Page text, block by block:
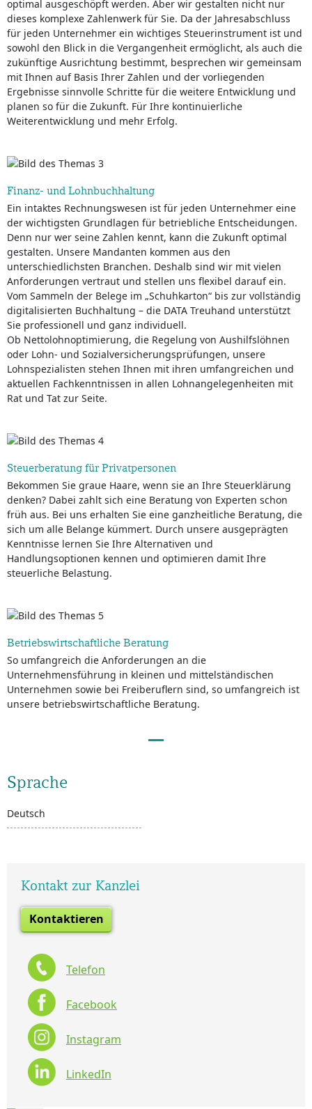
optimal ausgeschöpft werden. Aber wir gestalten nicht nur
dieses komplexe Zahlenwerk für Sie. Da der Jahresabschluss
für jeden Unternehmer ein wichtiges Steuerinstrument ist und
sowohl den Blick in die Vergangenheit ermöglicht, als auch die
zukünftige Ausrichtung bestimmt, besprechen wir gemeinsam
mit Ihnen auf Basis Ihrer Zahlen und der vorliegenden
Ergebnisse sinnvolle Schritte für die weitere Entwicklung und
planen so für die Zukunft. Für Ihre kontinuierliche
Weiterentwicklung und mehr Erfolg.
Finanz- und Lohnbuchhaltung
Ein intaktes Rechnungswesen ist für jeden Unternehmer eine
der wichtigsten Grundlagen für betriebliche Entscheidungen.
Denn nur wer seine Zahlen kennt, kann die Zukunft optimal
gestalten. Unsere Mandanten kommen aus den
unterschiedlichsten Branchen. Deshalb sind wir mit vielen
Anforderungen vertraut und stellen uns flexibel darauf ein.
Vom Sammeln der Belege im „Schuhkarton“ bis zur vollständig
digitalisierten Buchhaltung – die DATA Treuhand unterstützt
Sie professionell und ganz individuell.
Ob Nettolohnoptimierung, die Regelung von Aushilfslöhnen
oder Lohn- und Sozialversicherungsprüfungen, unsere
Lohnspezialisten stehen Ihnen mit ihren umfangreichen und
aktuellen Fachkenntnissen in allen Lohnangelegenheiten mit
Rat und Tat zur Seite.
Steuerberatung für Privatpersonen
Bekommen Sie graue Haare, wenn sie an Ihre Steuerklärung
denken? Dabei zahlt sich eine Beratung von Experten schon
früh aus. Bei uns erhalten Sie eine ganzheitliche Beratung, die
sich um alle Belange kümmert. Durch unsere ausgeprägten
Kenntnisse lernen Sie Ihre Alternativen und
Handlungsoptionen kennen und optimieren damit Ihre
steuerliche Belastung.
Betriebswirtschaftliche Beratung
So umfangreich die Anforderungen an die
Unternehmensführung in kleinen und mittelständischen
Unternehmen sowie bei Freiberuflern sind, so umfangreich ist
unsere betriebswirtschaftliche Beratung.
Sprache
Deutsch
Kontakt zur Kanzlei
Kontaktieren
Telefon
Facebook
Instagram
LinkedIn